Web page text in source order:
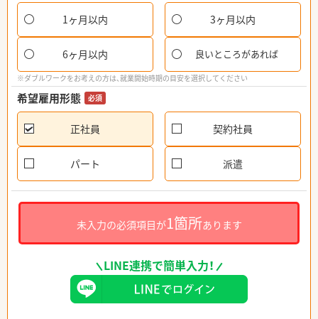
1ヶ月以内 3ヶ月以内
6ヶ月以内 良いところがあれば
※ダブルワークをお考えの方は、就業開始時期の目安を選択してください
希望雇用形態 必須
正社員 契約社員
パート 派遣
未入力の必須項目が1箇所あります
LINE連携で簡単入力！